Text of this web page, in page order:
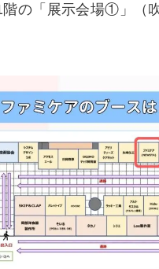
階の「展示会場①」（